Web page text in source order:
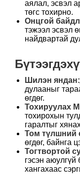
аялал, эсвэл
төгс тохирно.
Онцгой
тэжээл эсвэл
найдвартай
Шилэн яндан:
дулааныг
өгдөг.
Тохируулах
тохирохын
гаралтыг
Том түлшний
өгдөг, байнга
Тогтвортой
гэсэн
хангахаас